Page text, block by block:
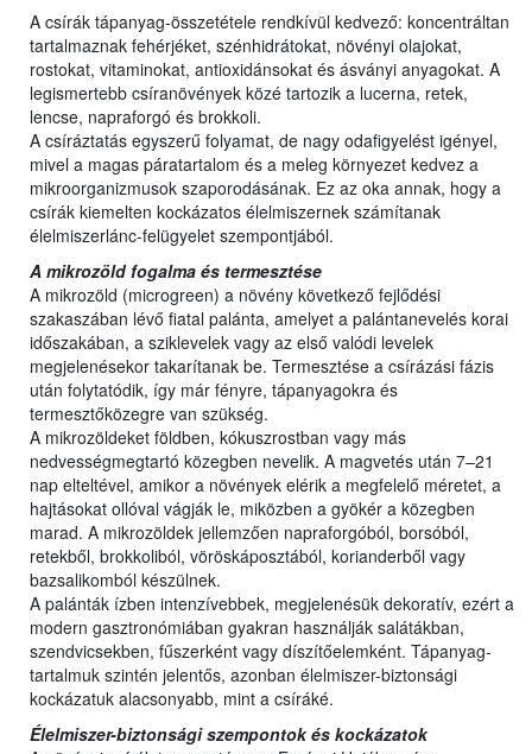
A csírák tápanyag-összetétele rendkívül kedvező: koncentráltan
tartalmaznak fehérjéket, szénhidrátokat, növényi olajokat,
rostokat, vitaminokat, antioxidánsokat és ásványi anyagokat. A
legismertebb csíranövények közé tartozik a lucerna, retek,
lencse, napraforgó és brokkoli.
A csíráztatás egyszerű folyamat, de nagy odafigyelést igényel,
mivel a magas páratartalom és a meleg környezet kedvez a
mikroorganizmusok szaporodásának. Ez az oka annak, hogy a
csírák kiemelten kockázatos élelmiszernek számítanak
élelmiszerlánc-felügyelet szempontjából.
A mikrozöld fogalma és termesztése
A mikrozöld (microgreen) a növény következő fejlődési
szakaszában lévő fiatal palánta, amelyet a palántanevelés korai
időszakában, a sziklevelek vagy az első valódi levelek
megjelenésekor takarítanak be. Termesztése a csírázási fázis
után folytatódik, így már fényre, tápanyagokra és
termesztőközegre van szükség.
A mikrozöldeket földben, kókuszrostban vagy más
nedvességmegtartó közegben nevelik. A magvetés után 7–21
nap elteltével, amikor a növények elérik a megfelelő méretet, a
hajtásokat ollóval vágják le, miközben a gyökér a közegben
marad. A mikrozöldek jellemzően napraforgóból, borsóból,
retekből, brokkoliból, vöröskáposztából, korianderből vagy
bazsalikomból készülnek.
A palánták ízben intenzívebbek, megjelenésük dekoratív, ezért a
modern gasztronómiában gyakran használják salátákban,
szendvicsekben, fűszerként vagy díszítőelemként. Tápanyag-
tartalmuk szintén jelentős, azonban élelmiszer-biztonsági
kockázatuk alacsonyabb, mint a csíráké.
Élelmiszer-biztonsági szempontok és kockázatok